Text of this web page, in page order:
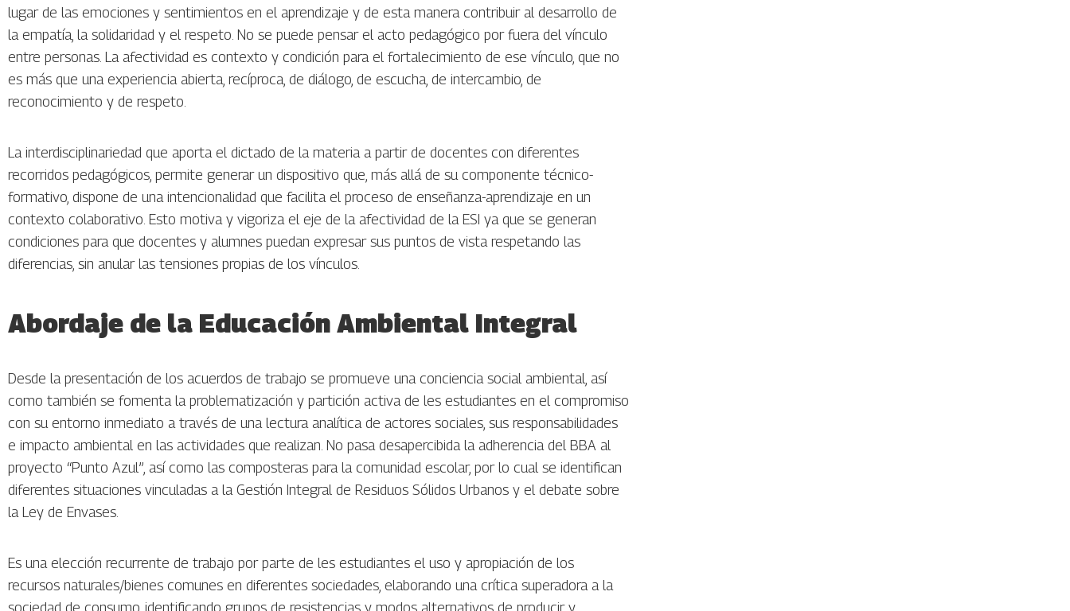
lugar de las emociones y sentimientos en el aprendizaje y de esta manera contribuir al desarrollo de
la empatía, la solidaridad y el respeto. No se puede pensar el acto pedagógico por fuera del vínculo
entre personas. La afectividad es contexto y condición para el fortalecimiento de ese vínculo, que no
es más que una experiencia abierta, recíproca, de diálogo, de escucha, de intercambio, de
reconocimiento y de respeto.
La interdisciplinariedad que aporta el dictado de la materia a partir de docentes con diferentes
recorridos pedagógicos, permite generar un dispositivo que, más allá de su componente técnico-
formativo, dispone de una intencionalidad que facilita el proceso de enseñanza-aprendizaje en un
contexto colaborativo. Esto motiva y vigoriza el eje de la afectividad de la ESI ya que se generan
condiciones para que docentes y alumnes puedan expresar sus puntos de vista respetando las
diferencias, sin anular las tensiones propias de los vínculos.
Abordaje de la Educación Ambiental Integral
Desde la presentación de los acuerdos de trabajo se promueve una conciencia social ambiental, así
como también se fomenta la problematización y partición activa de les estudiantes en el compromiso
con su entorno inmediato a través de una lectura analítica de actores sociales, sus responsabilidades
e impacto ambiental en las actividades que realizan. No pasa desapercibida la adherencia del BBA al
proyecto “Punto Azul”, así como las composteras para la comunidad escolar, por lo cual se identifican
diferentes situaciones vinculadas a la Gestión Integral de Residuos Sólidos Urbanos y el debate sobre
la Ley de Envases.
Es una elección recurrente de trabajo por parte de les estudiantes el uso y apropiación de los
recursos naturales/bienes comunes en diferentes sociedades, elaborando una crítica superadora a la